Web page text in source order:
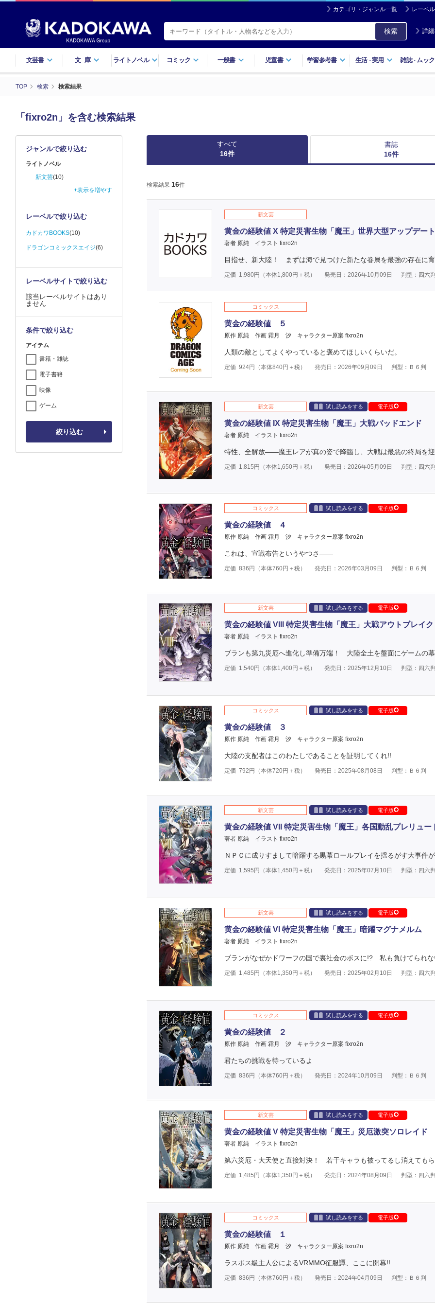
カテゴリ・ジャンル一覧 レーベ
検索 詳
文芸書 文庫 ライトノベル コミック 一般書 児童書 学習参考書 生活・実用 雑誌・ ムック
TOP 検索 検索結果
「fixro2n」を含む検索結果
すべて
16件
書誌
16件
検索結果 16件
新文芸
黄金の経験値 X 特定災害生物「魔王」世界大型アップデート
著者 原純 イラスト fixro2n
目指せ、新大陸！ まずは海で見つけた新たな眷属を最強の存在に育
定価 1,980円（本体1,800円＋税） 発売日：2026年10月09日 判型：四六判
コミックス
黄金の経験値 ５
原作 原純 作画 霜月 汐 キャラクター原案 fixro2n
人類の敵としてよくやっていると褒めてほしいくらいだ。
定価 924円（本体840円＋税） 発売日：2026年09月09日 判型：Ｂ６判
新文芸 試し読みをする 電子版
黄金の経験値 IX 特定災害生物「魔王」大戦バッドエンド
著者 原純 イラスト fixro2n
特性、全解放――魔王レアが真の姿で降臨し、大戦は最悪の終局を迎
定価 1,815 円（本体1,650円＋税） 発売日：2026年05月09日 判型：四六判
コミックス 試し読みをする 電子版
黄金の経験値 ４
原作 原純 作画 霜月 汐 キャラクター原案 fixro2n
これは、宣戦布告というやつさ――
定価 836 円（本体760円＋税） 発売日：2026年03月09日 判型：Ｂ６判
新文芸 試し読みをする 電子版
黄金の経験値 VIII 特定災害生物「魔王」大戦アウトブレイク
著者 原純 イラスト fixro2n
ブランも第九災厄へ進化し準備万端！ 大陸全土を盤面にゲームの幕
定価 1,540円（本体1,400円＋税） 発売日：2025年12月10日 判型：四六判
コミックス 試し読みをする 電子版
黄金の経験値 ３
原作 原純 作画 霜月 汐 キャラクター原案 fixro2n
大陸の支配者はこのわたしであることを証明してくれ!!
定価 792 円（本体720円＋税） 発売日：2025年08月08日 判型：Ｂ６判
新文芸 試し読みをする 電子版
黄金の経験値 VII 特定災害生物「魔王」各国動乱プレリュー
著者 原純 イラスト fixro2n
ＮＰＣに成りすまして暗躍する黒幕ロールプレイを揺るがす大事件
定価 1,595 円（本体1,450円＋税） 発売日：2025年07月10日 判型：四六判
新文芸 試し読みをする 電子版
黄金の経験値 VI 特定災害生物「魔王」暗躍マグナメルム
著者 原純 イラスト fixro2n
ブランがなぜかドワーフの国で裏社会のボスに!? 私も負けてられな
定価 1,485 円（本体1,350円＋税） 発売日：2025年02月10日 判型：四六判
コミックス 試し読みをする 電子版
黄金の経験値 ２
原作 原純 作画 霜月 汐 キャラクター原案 fixro2n
君たちの挑戦を待っているよ
定価 836 円（本体760円＋税） 発売日：2024年10月09日 判型：Ｂ６判
新文芸 試し読みをする 電子版
黄金の経験値 V 特定災害生物「魔王」災厄激突ソロレイド
著者 原純 イラスト fixro2n
第六災厄・大天使と直接対決！ 若干キャラも被ってるし消えてもら
定価 1,485 円（本体1,350円＋税） 発売日：2024年08月09日 判型：四六判
コミックス 試し読みをする 電子版
黄金の経験値 １
原作 原純 作画 霜月 汐 キャラクター原案 fixro2n
ラスボス級主人公によるVRMMO征服譚、ここに開幕!!
定価 836 円（本体760円＋税） 発売日：2024年04月09日 判型：Ｂ６判
ジャンルで絞り込む
ライトノベル
新文芸(10)
+表示を増やす
レーベルで絞り込む
カドカワBOOKS(10)
ドラゴンコミックスエイジ(6)
レーベルサイトで絞り込む
該当レーベルサイトはあり
ません
条件で絞り込む
アイテム
書籍・雑誌
電子書籍
映像
ゲーム
絞り込む